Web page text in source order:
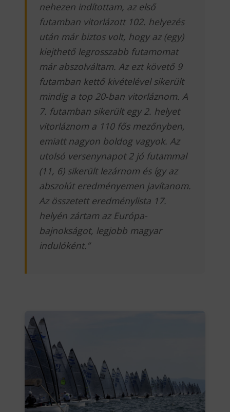
nehezen indítottam, az első
futamban vitorlázott 102. helyezés
után már biztos volt, hogy az (egy)
kiejthető legrosszabb futamomat
már abszolváltam. Az ezt követő 9
futamban kettő kivételével sikerült
mindig a top 20-ban vitorláznom. A
7. futamban sikerült egy 2. helyet
vitorláznom a 110 fős mezőnyben,
emiatt nagyon boldog vagyok. Az
utolsó versenynapot 2 jó futammal
(11, 6) sikerült lezárnom és így az
abszolút eredményemen javítanom.
Az összetett eredménylista 17.
helyén zártam az Európa-
bajnokságot, legjobb magyar
indulóként.”